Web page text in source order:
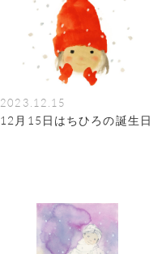
2023.12.15
12月15日はちひろの誕生日